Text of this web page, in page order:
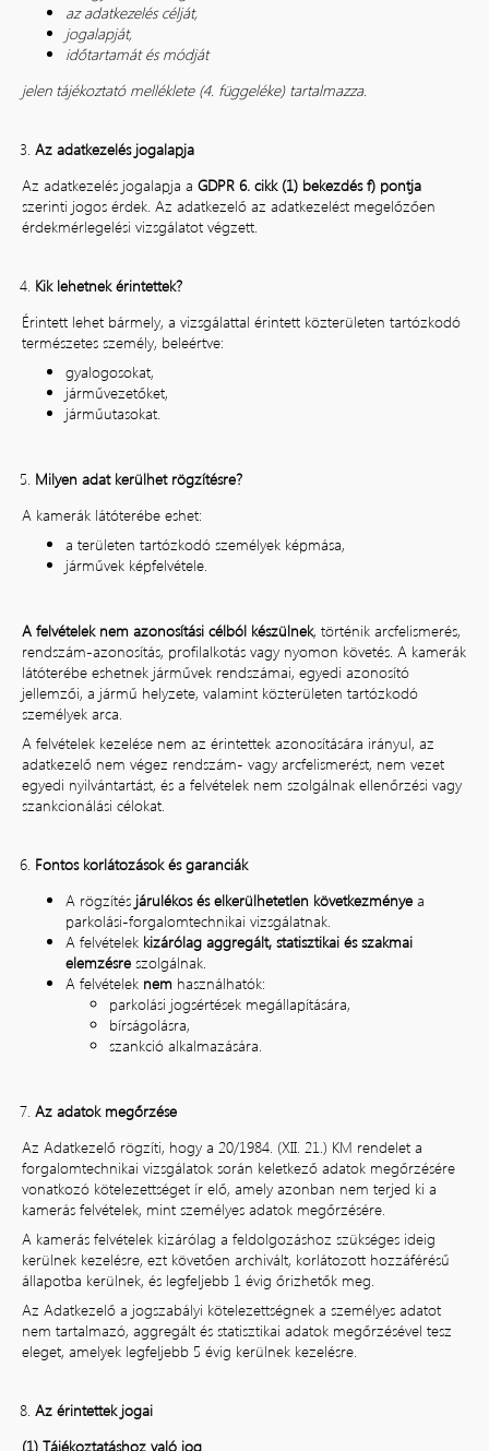
az adatkezelés célját,
jogalapját,
időtartamát és módját
jelen tájékoztató melléklete (4. függeléke) tartalmazza.
Az adatkezelés jogalapja
Az adatkezelés jogalapja a GDPR 6. cikk (1) bekezdés f) pontja
szerinti jogos érdek. Az adatkezelő az adatkezelést megelőzően
érdekmérlegelési vizsgálatot végzett.
Kik lehetnek érintettek?
Érintett lehet bármely, a vizsgálattal érintett közterületen tartózkodó
természetes személy, beleértve:
gyalogosokat,
járművezetőket,
járműutasokat.
Milyen adat kerülhet rögzítésre?
A kamerák látóterébe eshet:
a területen tartózkodó személyek képmása,
járművek képfelvétele.
A felvételek nem azonosítási célból készülnek, történik arcfelismerés,
rendszám-azonosítás, profilalkotás vagy nyomon követés. A kamerák
látóterébe eshetnek járművek rendszámai, egyedi azonosító
jellemzői, a jármű helyzete, valamint közterületen tartózkodó
személyek arca.
A felvételek kezelése nem az érintettek azonosítására irányul, az
adatkezelő nem végez rendszám- vagy arcfelismerést, nem vezet
egyedi nyilvántartást, és a felvételek nem szolgálnak ellenőrzési vagy
szankcionálási célokat.
Fontos korlátozások és garanciák
A rögzítés járulékos és elkerülhetetlen következménye a
parkolási-forgalomtechnikai vizsgálatnak.
A felvételek kizárólag aggregált, statisztikai és szakmai
elemzésre szolgálnak.
A felvételek nem használhatók:
parkolási jogsértések megállapítására,
bírságolásra,
szankció alkalmazására.
Az adatok megőrzése
Az Adatkezelő rögzíti, hogy a 20/1984. (XII. 21.) KM rendelet a
forgalomtechnikai vizsgálatok során keletkező adatok megőrzésére
vonatkozó kötelezettséget ír elő, amely azonban nem terjed ki a
kamerás felvételek, mint személyes adatok megőrzésére.
A kamerás felvételek kizárólag a feldolgozáshoz szükséges ideig
kerülnek kezelésre, ezt követően archivált, korlátozott hozzáférésű
állapotba kerülnek, és legfeljebb 1 évig őrizhetők meg.
Az Adatkezelő a jogszabályi kötelezettségnek a személyes adatot
nem tartalmazó, aggregált és statisztikai adatok megőrzésével tesz
eleget, amelyek legfeljebb 5 évig kerülnek kezelésre.
Az érintettek jogai
(1) Tájékoztatáshoz való jog